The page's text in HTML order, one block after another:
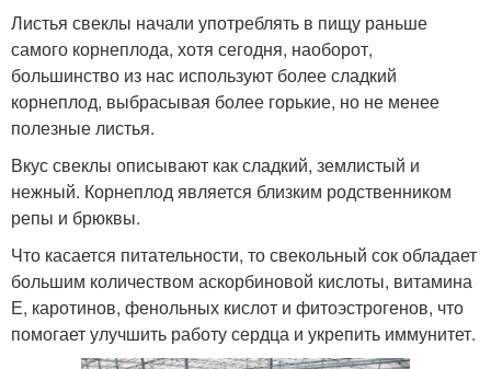
Листья свеклы начали употреблять в пищу раньше
самого корнеплода, хотя сегодня, наоборот,
большинство из нас используют более сладкий
корнеплод, выбрасывая более горькие, но не менее
полезные листья.
Вкус свеклы описывают как сладкий, землистый и
нежный. Корнеплод является близким родственником
репы и брюквы.
Что касается питательности, то свекольный сок обладает
большим количеством аскорбиновой кислоты, витамина
Е, каротинов, фенольных кислот и фитоэстрогенов, что
помогает улучшить работу сердца и укрепить иммунитет.